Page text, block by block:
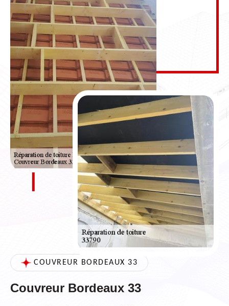
COUVREUR BORDEAUX 33
Couvreur Bordeaux 33